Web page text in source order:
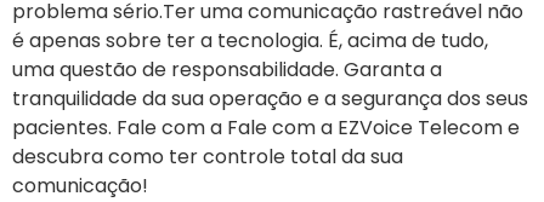
problema sério.Ter uma comunicação rastreável não
é apenas sobre ter a tecnologia. É, acima de tudo,
uma questão de responsabilidade. Garanta a
tranquilidade da sua operação e a segurança dos seus
pacientes. Fale com a Fale com a EZVoice Telecom e
descubra como ter controle total da sua
comunicação!